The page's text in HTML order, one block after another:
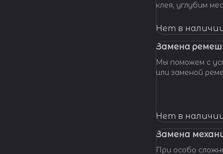
клея, углубим
стрелки, метки,
крепления
Нет в
Замена
Мы поможем с
или заменой
Нет в
Замена
При особо